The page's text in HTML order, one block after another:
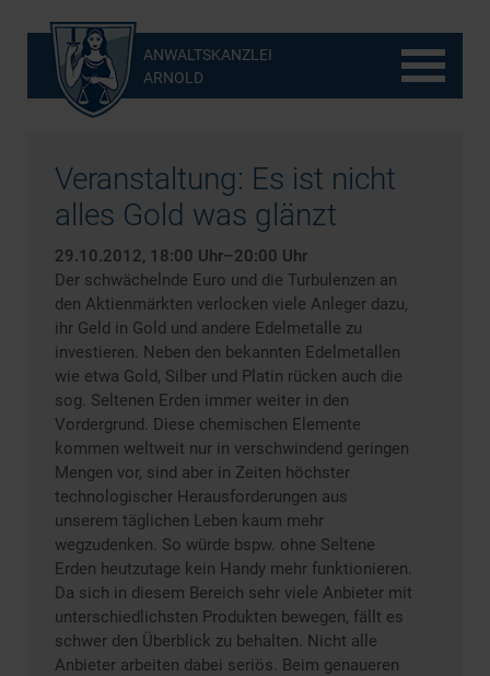
ANWALTSKANZLEI
ARNOLD
Veranstaltung: Es ist nicht
alles Gold was glänzt
29.10.2012, 18:00 Uhr–20:00 Uhr
Der schwächelnde Euro und die Turbulenzen an
den Aktienmärkten verlocken viele Anleger dazu,
ihr Geld in Gold und andere Edelmetalle zu
investieren. Neben den bekannten Edelmetallen
wie etwa Gold, Silber und Platin rücken auch die
sog. Seltenen Erden immer weiter in den
Vordergrund. Diese chemischen Elemente
kommen weltweit nur in verschwindend geringen
Mengen vor, sind aber in Zeiten höchster
technologischer Herausforderungen aus
unserem täglichen Leben kaum mehr
wegzudenken. So würde bspw. ohne Seltene
Erden heutzutage kein Handy mehr funktionieren.
Da sich in diesem Bereich sehr viele Anbieter mit
unterschiedlichsten Produkten bewegen, fällt es
schwer den Überblick zu behalten. Nicht alle
Anbieter arbeiten dabei seriös. Beim genaueren